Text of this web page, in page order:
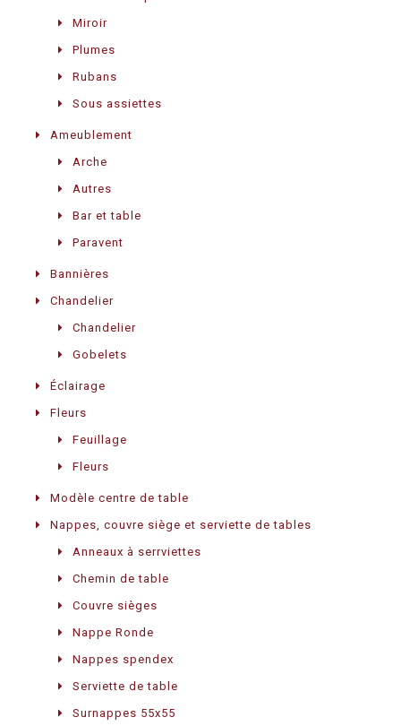
Miroir
Plumes
Rubans
Sous assiettes
Ameublement
Arche
Autres
Bar et table
Paravent
Bannières
Chandelier
Chandelier
Gobelets
Éclairage
Fleurs
Feuillage
Fleurs
Modèle centre de table
Nappes, couvre siège et serviette de tables
Anneaux à serrviettes
Chemin de table
Couvre sièges
Nappe Ronde
Nappes spendex
Serviette de table
Surnappes 55x55